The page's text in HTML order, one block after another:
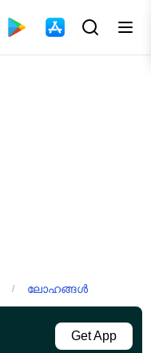
/ ലോഹങ്ങൾ
Get App